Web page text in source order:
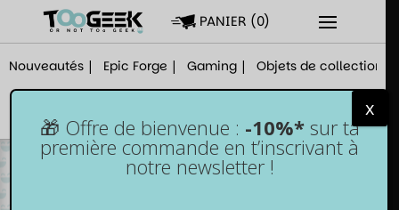
PANIER (0)
Nouveautés Epic Forge Gaming Objets de collection
🎁 Offre de bienvenue : -10%*sur ta
première commande en t’inscrivant à
notre newsletter !
x